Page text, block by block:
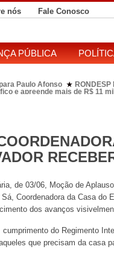
nós Fale Conosco
PÚBLICA
Paulo Afonso ★
e apreende mais de R$ 11
de 03/06, Moção de
Coordenadora da Casa do
dos avanços
do Regimento
que precisam da casa